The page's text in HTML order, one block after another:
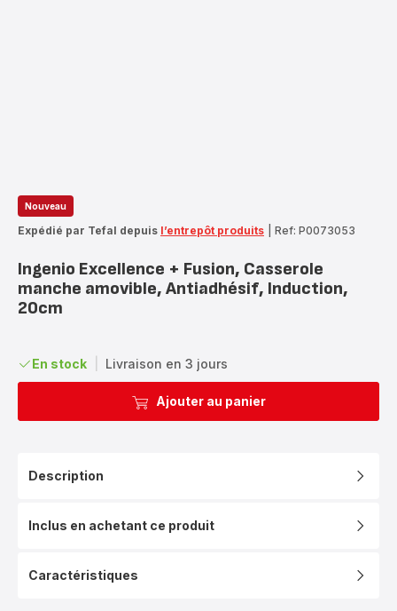
Nouveau
Expédié par Tefal depuis l’entrepôt produits Ref: P0073053
Ingenio Excellence + Fusion, Casserole
manche amovible, Antiadhésif, Induction,
20cm
En stock Livraison en 3 jours
Ajouter au panier
Description
Inclus en achetant ce produit
Caractéristiques